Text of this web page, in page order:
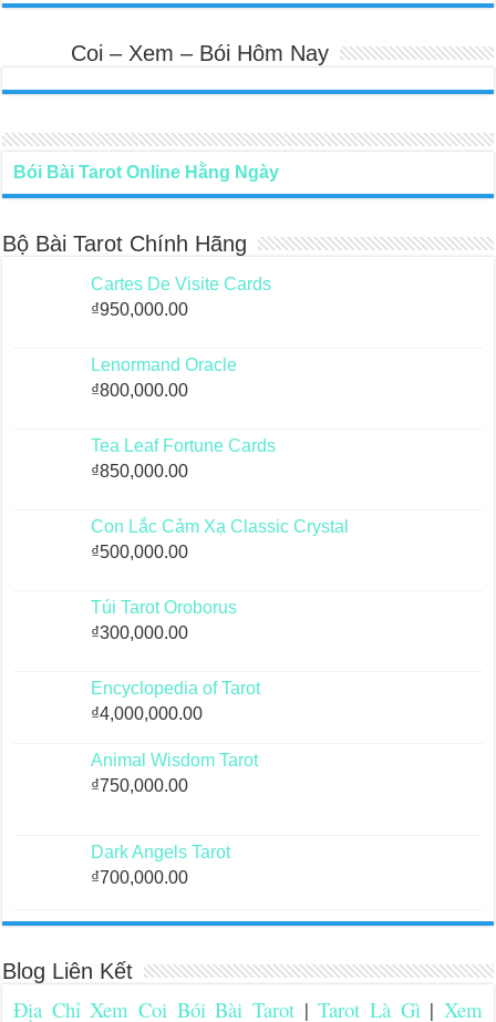
Coi – Xem – Bói Hôm Nay
Bói Bài Tarot Online Hằng Ngày
Bộ Bài Tarot Chính Hãng
Cartes De Visite Cards
₫950,000.00
Lenormand Oracle
₫800,000.00
Tea Leaf Fortune Cards
₫850,000.00
Con Lắc Cảm Xạ Classic Crystal
₫500,000.00
Túi Tarot Oroborus
₫300,000.00
Encyclopedia of Tarot
₫4,000,000.00
Animal Wisdom Tarot
₫750,000.00
Dark Angels Tarot
₫700,000.00
Blog Liên Kết
Địa Chỉ Xem Coi Bói Bài Tarot |Tarot Là Gì| Xem